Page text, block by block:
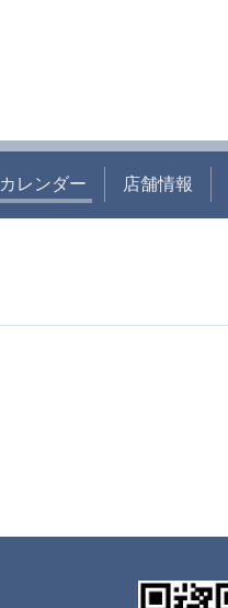
カレンダー 店舗情報